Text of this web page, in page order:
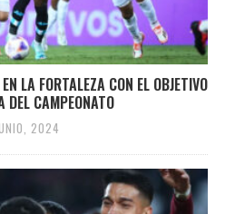
LA FORTALEZA CON EL OBJETIVO
DEL CAMPEONATO
2024